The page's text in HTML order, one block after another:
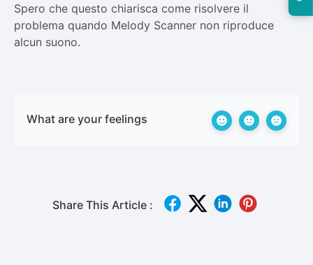
Spero che questo chiarisca come risolvere il
problema quando Melody Scanner non riproduce
alcun suono.
What are your feelings
Share This Article :